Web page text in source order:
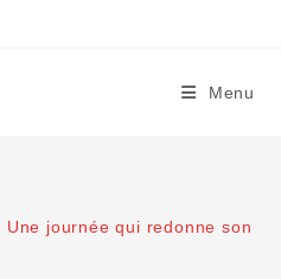
Menu
Une journée qui redonne son